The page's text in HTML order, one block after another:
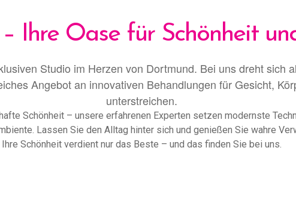
Ihre Oase für Schönheit
Studio im Herzen von Dortmund. Bei uns dreht sich
Angebot an innovativen Behandlungen für Gesicht,
unterstreichen.
Schönheit – unsere erfahrenen Experten setzen modernste
Lassen Sie den Alltag hinter sich und genießen Sie wahre
Ihre Schönheit verdient nur das Beste – und das finden Sie bei uns.